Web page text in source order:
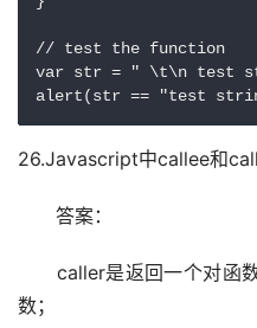
// test the function
var str = " \t\n test
alert(str == "test
26.Javascript中callee和
答案：
caller是返回一个对函数
数；